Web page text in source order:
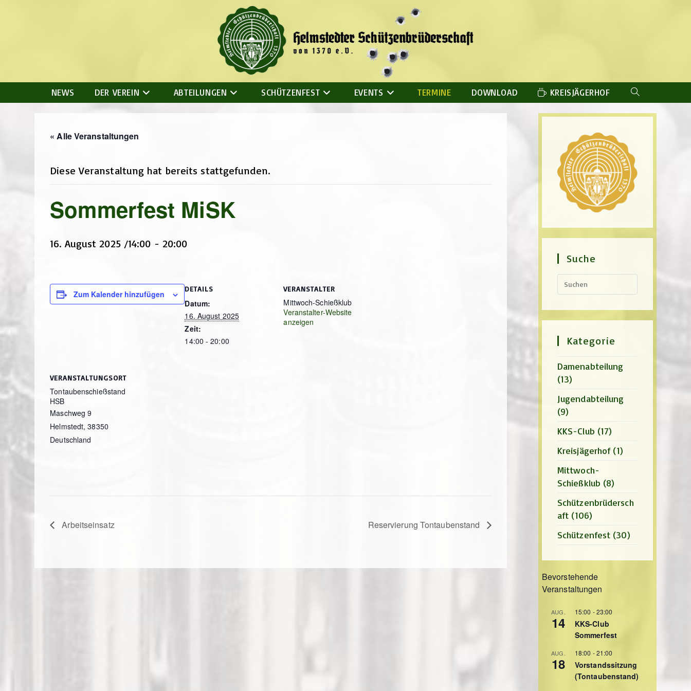
NEWS DER VEREIN ABTEILUNGEN SCHÜTZENFEST EVENTS TERMINE DOWNLOAD KREISJÄGERHOF WEBSITE-
SUCHE
« Alle Veranstaltungen
Diese Veranstaltung hat bereits stattgefunden.
Sommerfest MiSK
16. August 2025 /14:00 - 20:00
Zum Kalender hinzufügen
DETAILS
Datum:
16. August 2025
Zeit:
14:00 - 20:00
VERANSTALTER
Mittwoch-Schießklub
Veranstalter-Website
anzeigen
VERANSTALTUNGSORT
Tontaubenschießstand
HSB
Maschweg 9
Helmstedt, 38350
Deutschland
Arbeitseinsatz Reservierung Tontaubenstand
Suche
Kategorie
Damenabteilung
(13)
Jugendabteilung
(9)
KKS-Club (17)
Kreisjägerhof (1)
Mittwoch-
Schießklub (8)
Schützenbrüdersch
aft (106)
Schützenfest (30)
Bevorstehende
Veranstaltungen
AUG.
14
15:00 -23:00
KKS-Club
Sommerfest
AUG.
18
18:00 -21:00
Vorstandssitzung
(Tontaubenstand)